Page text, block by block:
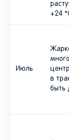
+24
Июль
в
быть